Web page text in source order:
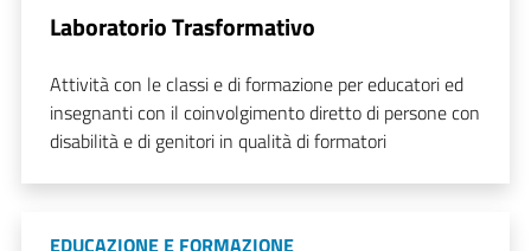
Laboratorio Trasformativo
Attività con le classi e di formazione per educatori ed
insegnanti con il coinvolgimento diretto di persone con
disabilità e di genitori in qualità di formatori
EDUCAZIONE E FORMAZIONE